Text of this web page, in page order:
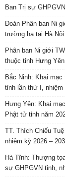
Ban Trị sự
Đoàn Phân ban Ni
trường hạ tại Hà
Phân ban Ni giới
thuộc tỉnh Hưng
Bắc Ninh: Khai
tỉnh lần thứ I, nhiệm
Hưng Yên: Khai
Phật tử tỉnh năm
TT. Thích Chiếu
nhiệm kỳ 2026 –
Hà Tĩnh: Thượng
sự GHPGVN tỉnh,